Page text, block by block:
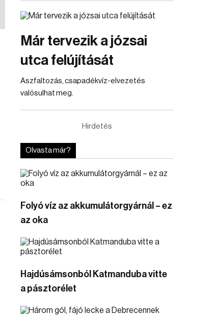
Már tervezik a józsai
utca felújítását
Aszfaltozás, csapadékvíz-elvezetés
valósulhat meg.
Hirdetés
Olvasta már?
Folyó víz az akkumulátorgyárnál – ez
az oka
Hajdúsámsonból Katmanduba vitte
a pásztorélet